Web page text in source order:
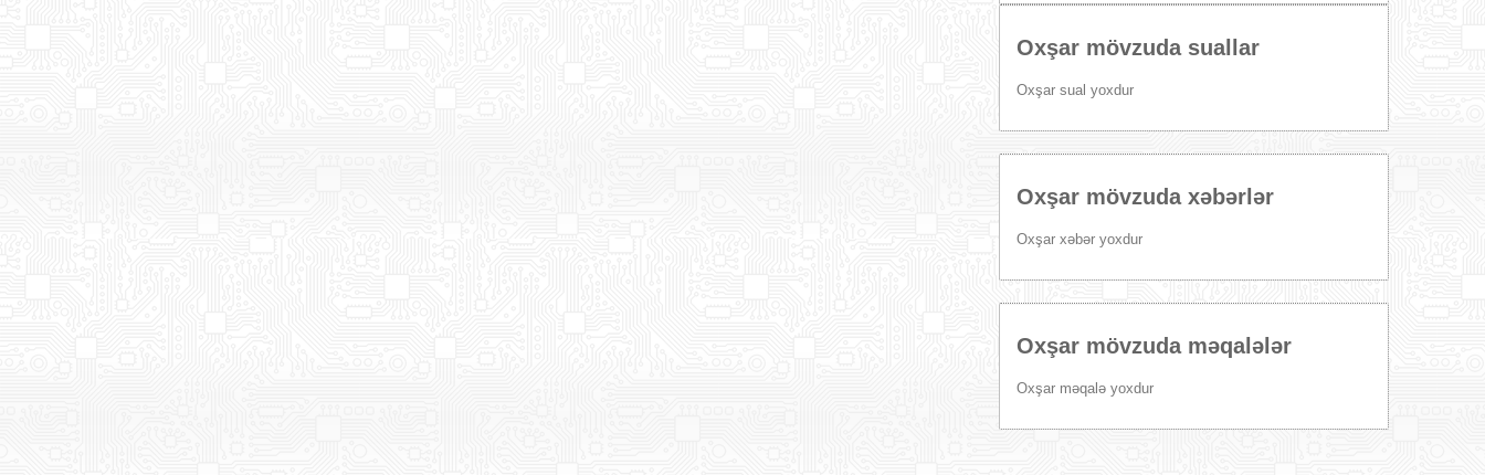
Oxşar mövzuda suallar
Oxşar sual yoxdur
Oxşar mövzuda xəbərlər
Oxşar xəbər yoxdur
Oxşar mövzuda məqalələr
Oxşar məqalə yoxdur